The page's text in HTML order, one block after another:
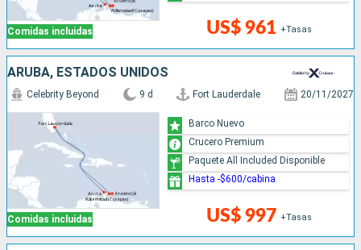
Comidas incluidas US$ 961 +Tasas
ARUBA, ESTADOS UNIDOS
Comidas incluidas
Celebrity Beyond 9 d Fort Lauderdale 20/11/2027
US$ 997 +Tasas
Barco Nuevo
Crucero Premium
Paquete All Included Disponible
Hasta -$600/cabina